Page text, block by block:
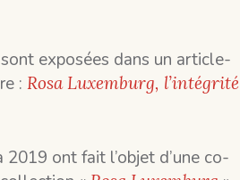
exposées dans un article-
:Rosa Luxemburg, l’intégrité
ont fait l’objet d’une co-